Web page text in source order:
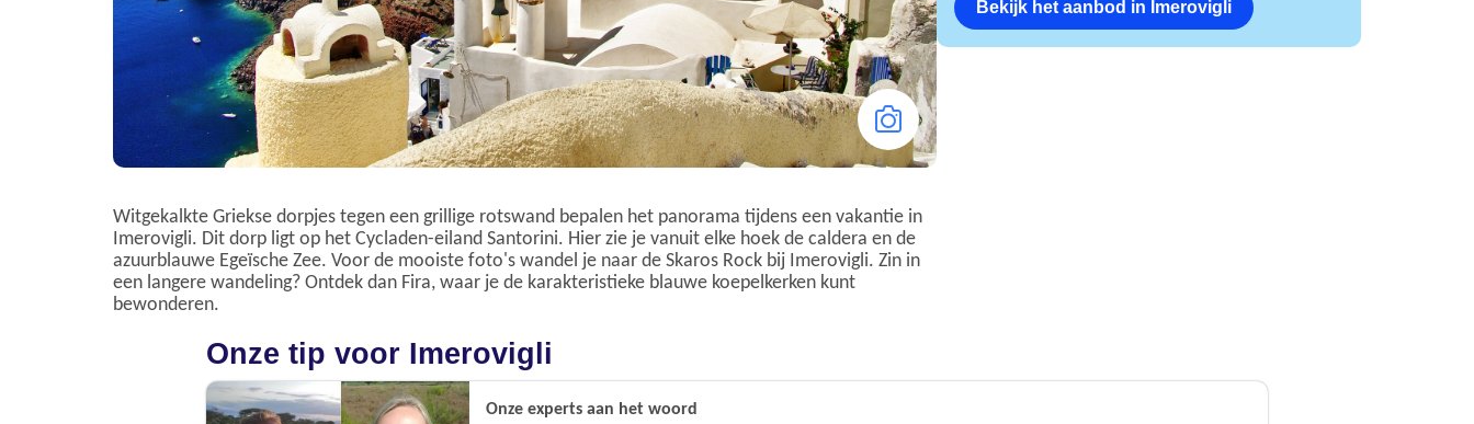
Witgekalkte Griekse dorpjes tegen een grillige rotswand bepalen het panorama tijdens een vakantie in
Imerovigli. Dit dorp ligt op het Cycladen-eiland Santorini. Hier zie je vanuit elke hoek de caldera en de
azuurblauwe Egeïsche Zee. Voor de mooiste foto's wandel je naar de Skaros Rock bij Imerovigli. Zin in
een langere wandeling? Ontdek dan Fira, waar je de karakteristieke blauwe koepelkerken kunt
bewonderen.
Bekijk het aanbod in Imerovigli
Onze tip voor Imerovigli
Onze experts aan het woord